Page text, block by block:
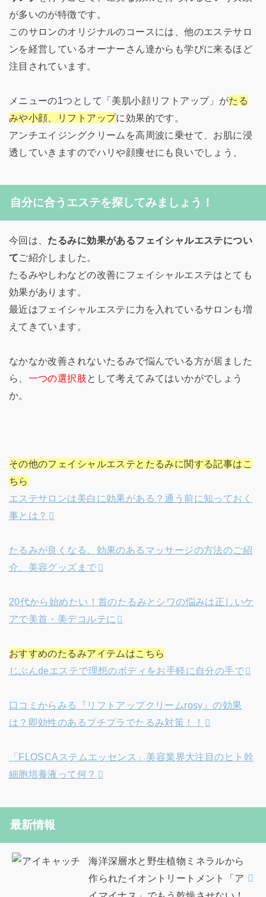
が多いのが特徴です。
このサロンのオリジナルのコースには、他のエステサロ
ンを経営しているオーナーさん達からも学びに来るほど
注目されています。
メニューの1つとして「美肌小顔リフトアップ」がたる
みや小顔、リフトアップに効果的です。
アンチエイジングクリームを高周波に乗せて、お肌に浸
透していきますのでハリや顔痩せにも良いでしょう、
自分に合うエステを探してみましょう！
今回は、 たるみに効果があるフェイシャルエステについ
てご紹介しました。
たるみやしわなどの改善にフェイシャルエステはとても
効果があります。
最近はフェイシャルエステに力を入れているサロンも増
えてきています。
なかなか改善されないたるみで悩んでいる方が居ました
ら、 一つの選択肢として考えてみてはいかがでしょう
か。
その他のフェイシャルエステとたるみに関する記事はこ
ちら
エステサロンは美白に効果がある？通う前に知っておく
事とは？
たるみが良くなる、効果のあるマッサージの方法のご紹
介、美容グッズまで
20代から始めたい！首のたるみとシワの悩みは正しいケ
アで美首・美デコルテに
おすすめのたるみアイテムはこちら
じぶんdeエステで理想のボディをお手軽に自分の手で
口コミからみる『リフトアップクリームrosy』の効果
は？即効性のあるプチプラでたるみ対策！！
「FLOSCAステムエッセンス」美容業界大注目のヒト幹
細胞培養液って何？
最新情報
海洋深層水と野生植物ミネラルから
作られたイオントリートメント「ア